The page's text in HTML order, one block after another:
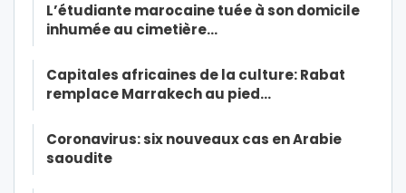
L’étudiante marocaine tuée à son domicile
inhumée au cimetière…
Capitales africaines de la culture: Rabat
remplace Marrakech au pied…
Coronavirus: six nouveaux cas en Arabie
saoudite